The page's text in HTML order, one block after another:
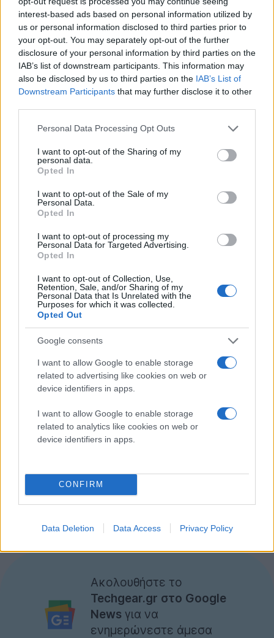
interest-based ads based on personal information utilized by
us or personal information disclosed to third parties prior to
your opt-out. You may separately opt-out of the further
disclosure of your personal information by third parties on the
IAB’s list of downstream participants. This information may
also be disclosed by us to third parties on the IAB’s List of
Downstream Participants that may further disclose it to other
Please note that this website/app uses one or more Google
not limited to your visit or usage behaviour. You may click to
grant or deny consent to Google and its third-party tags to
use your data for below specified purposes in below Google
consent section.
Personal Data Processing Opt Outs
I want to opt-out of the Sharing of my
personal data.
Opted In
I want to opt-out of the Sale of my
Personal Data.
Opted In
I want to opt-out of processing my
Personal Data for Targeted Advertising.
Opted In
I want to opt-out of Collection, Use,
Retention, Sale, and/or Sharing of my
Personal Data that Is Unrelated with the
Purposes for which it was collected.
Opted Out
Google consents
I want to allow Google to enable storage
related to advertising like cookies on web or
device identifiers in apps.
I want to allow Google to enable storage
related to analytics like cookies on web or
device identifiers in apps.
CONFIRM
Data Deletion Data Access Privacy Policy
έγκλημα στον 21ο αιώνα. Μια καταιγίδα
έρχεται για τους ευτυχισμένους
παντρεμένους δικηγόρους Amanda και
Steve Bowden όταν ο Max Cady (τον οποίο
υποδύεται ο Bardem), ένας διαβόητος
δολοφόνος από το παρελθόν τους, βγαίνει
John D. MacDonald «The Executioners» του 1957. Το
μυθιστόρημα ενέπνευσε την ταινία Cape Fear του
1962, με τον Gregory Peck στον ρόλο του Sam
Fear του 1991, με τον Nick Nolte στον ρόλο του
Bowden και τον Robert De Niro στον ρόλο του Cady.
Σε μια από τις μεγαλύτερες ανταλλαγές ταινιών στο
Χόλιγουντ, ο Spielberg, ο οποίος αρχικά επιμελήθηκε
το Cape Fear,έδωσε την ταινία στον Scorsese με
αντάλλαγμα τη Λίστα του Σίντλερ
κέρδισε το βραβείο Καλύτερης Ταινίας και Καλύτερης
Σκηνοθεσίας για τη Λίστα του Σίντλερ, ενώ το Cape
Fear του Scorsese απέσπασε τις καλύτερες κριτικές
και έκανε εισπράξεις άνω των 182 εκατομμυρίων
δολαρίων.
Lange ως Leigh Bowden και η Juliette Lewis ως Danny
Bowden. Οι De Niro και Lewis έλαβαν υποψηφιότητες
Ακολουθήστε το
Techgear.gr στο Google
News για να
ενημερώνεστε άμεσα